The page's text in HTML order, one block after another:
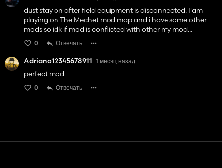
dust stay on after field equipment is disconnected. I'am
playing on The Mechet mod map and i have some other
mods so idk if mod is conflicted with other my mod...
0 Отвечать
Adriano12345678911 1 месяц назад
perfect mod
0 Отвечать